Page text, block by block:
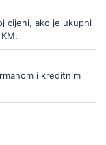
cijeni, ako je ukupni
i kreditnim